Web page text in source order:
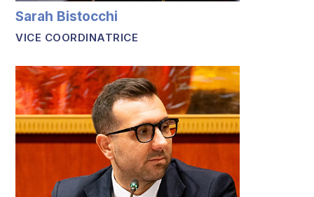
Sarah Bistocchi
VICE COORDINATRICE